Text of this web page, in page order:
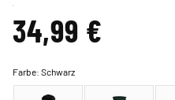
34,99 €
Farbe:Schwarz